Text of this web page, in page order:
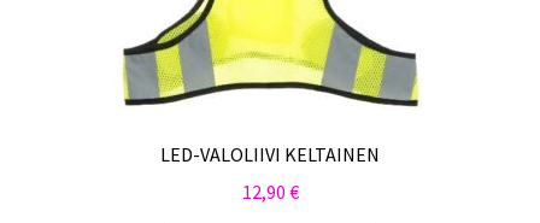
LED-VALOLIIVI KELTAINEN
12,90 €